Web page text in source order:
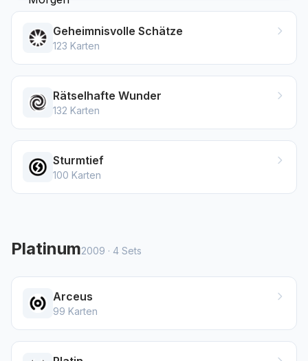
Geheimnisvolle Schätze
123 Karten
Rätselhafte Wunder
132 Karten
Sturmtief
100 Karten
Platinum2009 · 4 Sets
Arceus
99 Karten